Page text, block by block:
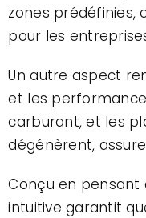
zones
pour les
Un autre aspect
et les
carburant, et les
dégénèrent,
Conçu en pensant
intuitive garantit